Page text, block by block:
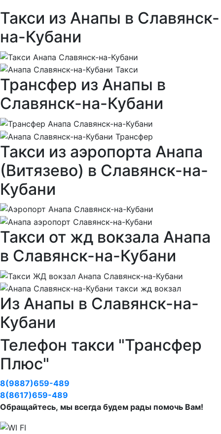
Такси из Анапы в Славянск-
на-Кубани
Трансфер из Анапы в
Славянск-на-Кубани
Такси из аэропорта Анапа
(Витязево) в Славянск-на-
Кубани
Такси от жд вокзала Анапа
в Славянск-на-Кубани
Из Анапы в Славянск-на-
Кубани
Телефон такси "Трансфер
Плюс"
8(9887)659-489
8(8617)659-489
Обращайтесь, мы всегда будем рады помочь Вам!